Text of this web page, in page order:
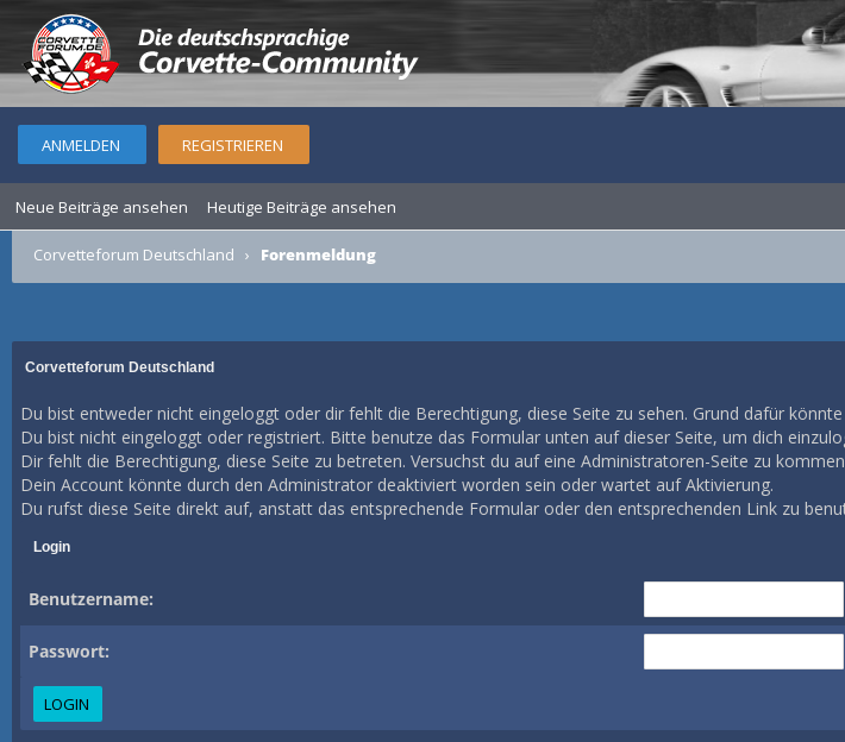
ANMELDEN REGISTRIEREN
Neue Beiträge ansehen Heutige Beiträge ansehen
Corvetteforum Deutschland › Forenmeldung
Corvetteforum Deutschland
Du bist entweder nicht eingeloggt oder dir fehlt die Berechtigung, diese Seite zu sehen. Grund dafür
Du bist nicht eingeloggt oder registriert. Bitte benutze das Formular unten auf dieser Seite, um dich
Dir fehlt die Berechtigung, diese Seite zu betreten. Versuchst du auf eine Administratoren-Seite zu
Dein Account könnte durch den Administrator deaktiviert worden sein oder wartet auf Aktivierung.
Du rufst diese Seite direkt auf, anstatt das entsprechende Formular oder den entsprechenden Link zu
Login
Benutzername:
Passwort: